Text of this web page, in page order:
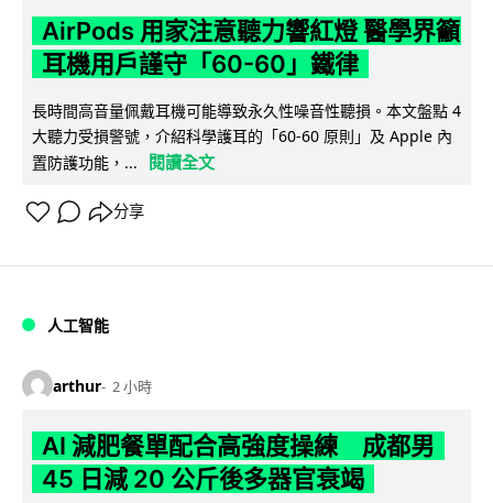
AirPods 用家注意聽力響紅燈 醫學界籲
耳機用戶謹守「60-60」鐵律
長時間高音量佩戴耳機可能導致永久性噪音性聽損。本文盤點 4
大聽力受損警號，介紹科學護耳的「60-60 原則」及 Apple 內
置防護功能，...
閱讀全文
分享
人工智能
arthur 2 小時
AI 減肥餐單配合高強度操練 成都男
45 日減 20 公斤後多器官衰竭